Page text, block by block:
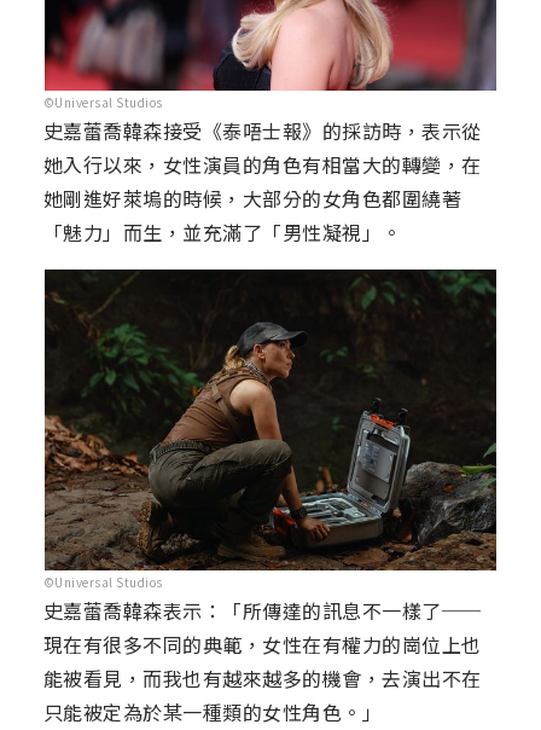
©Universal Studios
史嘉蕾喬韓森接受《泰唔士報》的採訪時，表示從
她入行以來，女性演員的角色有相當大的轉變，在
她剛進好萊塢的時候，大部分的女角色都圍繞著
「魅力」而生，並充滿了「男性凝視」。
©Universal Studios
史嘉蕾喬韓森表示：「所傳達的訊息不一樣了──
現在有很多不同的典範，女性在有權力的崗位上也
能被看見，而我也有越來越多的機會，去演出不在
只能被定為於某一種類的女性角色。」